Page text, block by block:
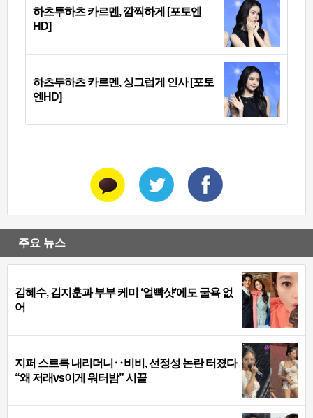
하츠투하츠 카르멘, 깜찍하게 [포토엔
HD]
하츠투하츠 카르멘, 싱그럽게 인사 [포토
엔HD]
주요 뉴스
김혜수, 김지훈과 부부 케미 ‘얼빡샷’에도 굴욕 없
어
지퍼 스르륵 내리더니‥비비, 선정성 논란 터졌다
“왜 저래vs이게 워터밤” 시끌